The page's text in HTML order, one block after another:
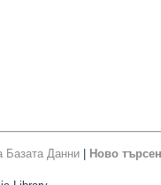
Базата Данни Ново